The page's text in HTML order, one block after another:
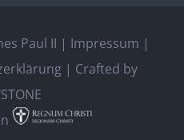
Paul II | Impressum |
| Crafted by